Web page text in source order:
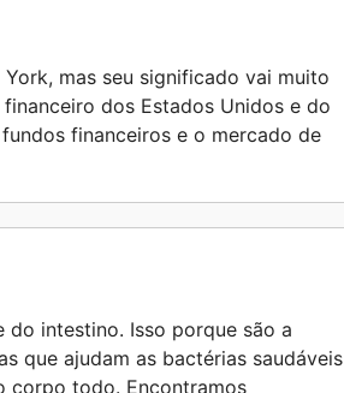
mas seu significado vai muito
dos Estados Unidos e do
financeiros e o mercado de
do intestino. Isso porque são a
que ajudam as bactérias saudáveis
corpo todo. Encontramos